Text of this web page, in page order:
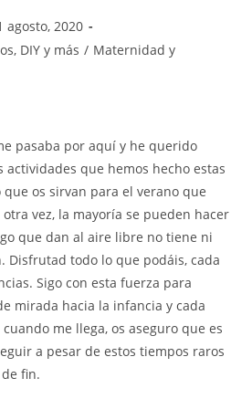
agosto, 2020
DIY y más / Maternidad y
pasaba por aquí y he querido
que hemos hecho estas
os sirvan para el verano que
vez, la mayoría se pueden hacer
que dan al aire libre no tiene ni
Disfrutad todo lo que podáis, cada
Sigo con esta fuerza para
mirada hacia la infancia y cada
me llega, os aseguro que es
a pesar de estos tiempos raros
fin.